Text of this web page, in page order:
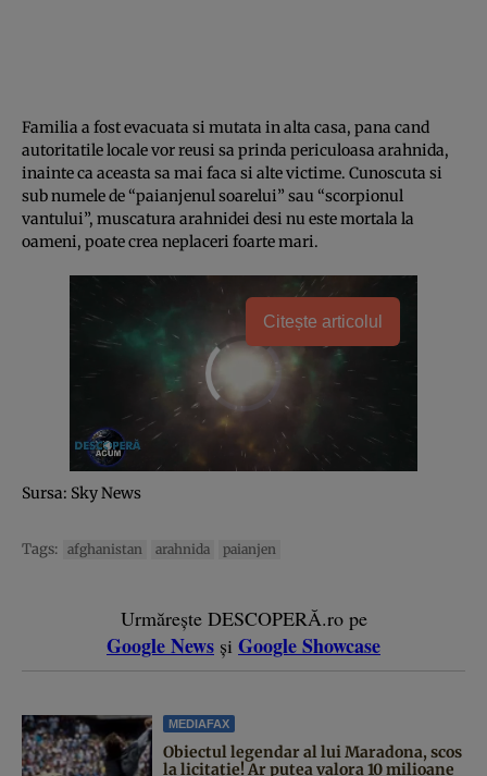
Familia a fost evacuata si mutata in alta casa, pana cand
autoritatile locale vor reusi sa prinda periculoasa arahnida,
inainte ca aceasta sa mai faca si alte victime. Cunoscuta si
sub numele de “paianjenul soarelui” sau “scorpionul
vantului”, muscatura arahnidei desi nu este mortala la
oameni, poate crea neplaceri foarte mari.
Citește articolul
Sursa: Sky News
Tags: afghanistan arahnida paianjen
Urmărește DESCOPERĂ.ro pe
Google News și Google Showcase
MEDIAFAX
Obiectul legendar al lui Maradona, scos
la licitație! Ar putea valora 10 milioane